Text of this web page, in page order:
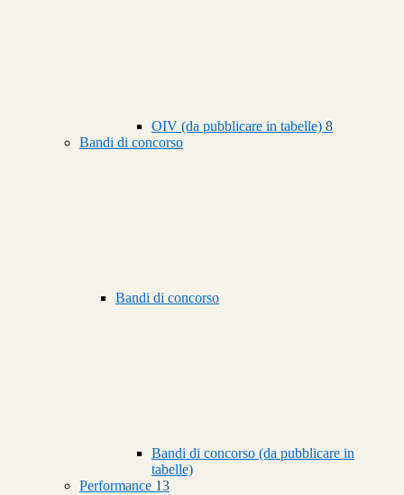
OIV (da pubblicare in tabelle) 8
Bandi di concorso
Bandi di concorso
Bandi di concorso (da pubblicare in
tabelle)
Performance 13